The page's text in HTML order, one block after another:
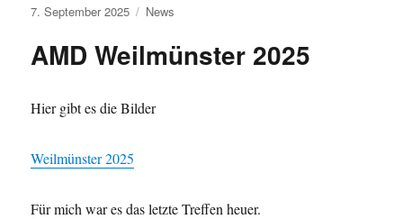
Veröffentlicht
7. September 2025 Kategorien
News
AMD Weilmünster 2025
Hier gibt es die Bilder
Weilmünster 2025
Für mich war es das letzte Treffen heuer.